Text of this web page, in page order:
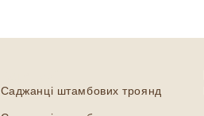
Саджанці штамбових троянд